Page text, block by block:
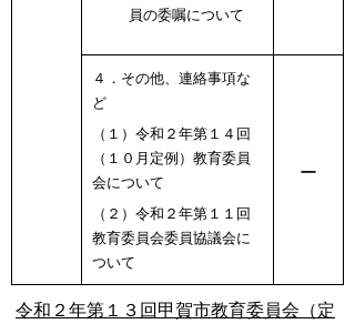
員の委嘱について
４．その他、連絡事項な
ど
（１）令和２年第１４回
（１０月定例）教育委員
会について
（２）令和２年第１１回
教育委員会委員協議会に
ついて
ー
令和２年第１３回甲賀市教育委員会（定